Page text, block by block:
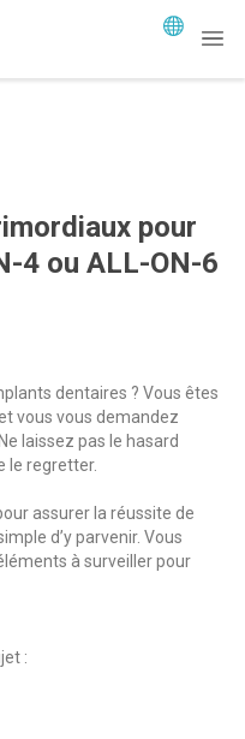
pour
4 ou ALL-ON-6
dentaires ? Vous êtes
vous vous demandez
laissez pas le hasard
le regretter.
assurer la réussite de
d’y parvenir. Vous
à surveiller pour
: